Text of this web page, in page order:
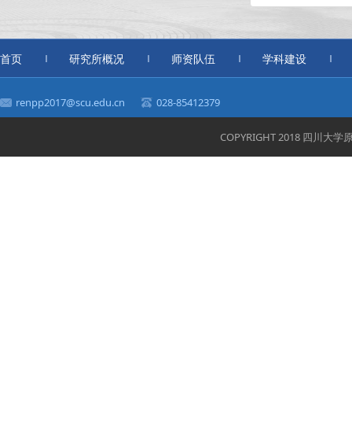
首页 研究所概况 师资队伍 学科建设
renpp2017@scu.edu.cn 028-85412379
COPYRIGHT 2018 四川大学